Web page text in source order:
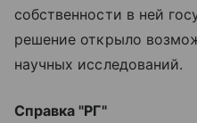
собственности в ней
решение открыло
научных исследований.
Справка "РГ"